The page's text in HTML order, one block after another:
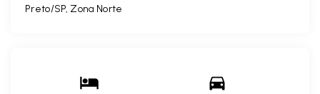
Preto/SP, Zona Norte